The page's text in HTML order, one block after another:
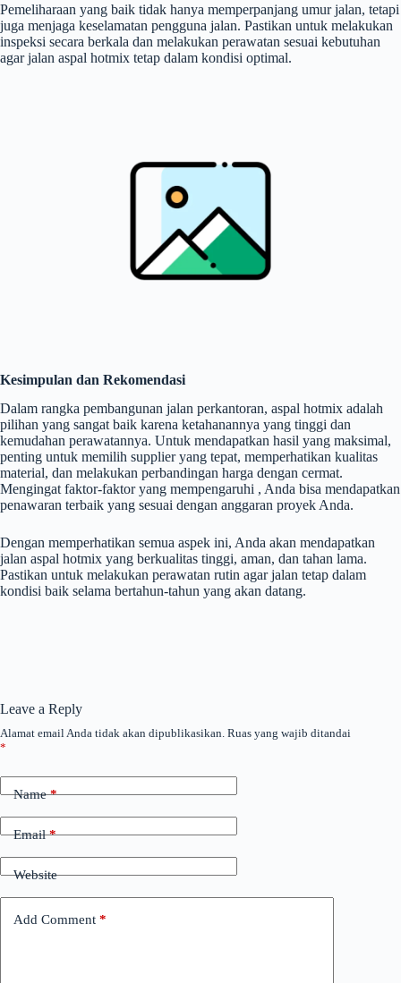
Pemeliharaan yang baik tidak hanya memperpanjang umur jalan, tetapi
juga menjaga keselamatan pengguna jalan. Pastikan untuk melakukan
inspeksi secara berkala dan melakukan perawatan sesuai kebutuhan
agar jalan aspal hotmix tetap dalam kondisi optimal.
Kesimpulan dan Rekomendasi
Dalam rangka pembangunan jalan perkantoran, aspal hotmix adalah
pilihan yang sangat baik karena ketahanannya yang tinggi dan
kemudahan perawatannya. Untuk mendapatkan hasil yang maksimal,
penting untuk memilih supplier yang tepat, memperhatikan kualitas
material, dan melakukan perbandingan harga dengan cermat.
Mengingat faktor-faktor yang mempengaruhi , Anda bisa mendapatkan
penawaran terbaik yang sesuai dengan anggaran proyek Anda.
Dengan memperhatikan semua aspek ini, Anda akan mendapatkan
jalan aspal hotmix yang berkualitas tinggi, aman, dan tahan lama.
Pastikan untuk melakukan perawatan rutin agar jalan tetap dalam
kondisi baik selama bertahun-tahun yang akan datang.
Leave a Reply
Alamat email Anda tidak akan dipublikasikan. Ruas yang wajib ditandai
*
Name*
Email*
Website
Add Comment *